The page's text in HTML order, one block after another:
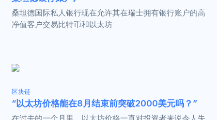
桑坦德国际私人银行现在允许其在瑞士拥有银行账户的高
净值客户交易比特币和以太坊
区块链
“以太坊价格能在8月结束前突破2000美元吗？”